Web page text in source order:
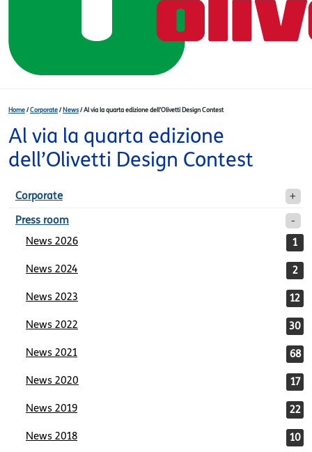
Home/Corporate/News/Al via la quarta edizione dell’Olivetti Design Contest
Al via la quarta edizione
dell’Olivetti Design Contest
Corporate
Press room
News 2026
1
News 2024 2
News 2023 12
News 2022 30
News 2021 68
News 2020 17
News 2019 22
News 2018 10